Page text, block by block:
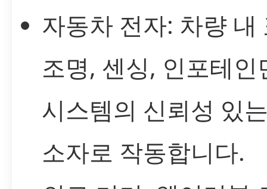
자동차 전자: 차량 내
조명, 센싱, 인포테인
시스템의 신뢰성 있
소자로 작동합니다.